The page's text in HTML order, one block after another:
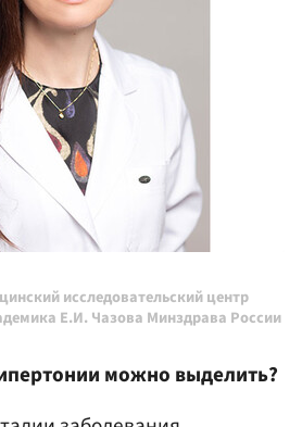
исследовательский центр
Е.И. Чазова Минздрава России
можно выделить?